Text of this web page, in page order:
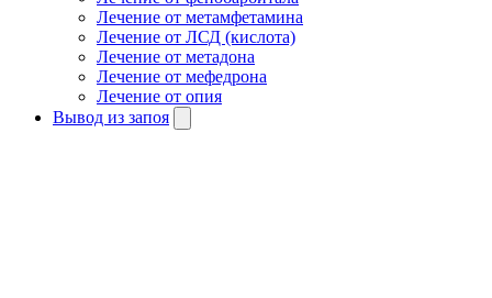
Лечение от метамфетамина
Лечение от ЛСД (кислота)
Лечение от метадона
Лечение от мефедрона
Лечение от опия
Вывод из запоя